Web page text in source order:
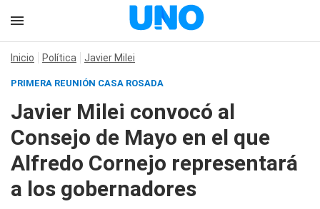
Inicio Política Javier Milei
PRIMERA REUNIÓN CASA ROSADA
Javier Milei convocó al
Consejo de Mayo en el que
Alfredo Cornejo representará
a los gobernadores